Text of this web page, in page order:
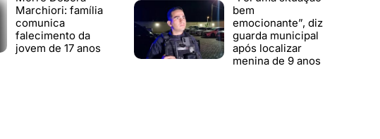
Marchiori: família
comunica
falecimento da
jovem de 17 anos
bem
emocionante”, diz
guarda municipal
após localizar
menina de 9 anos